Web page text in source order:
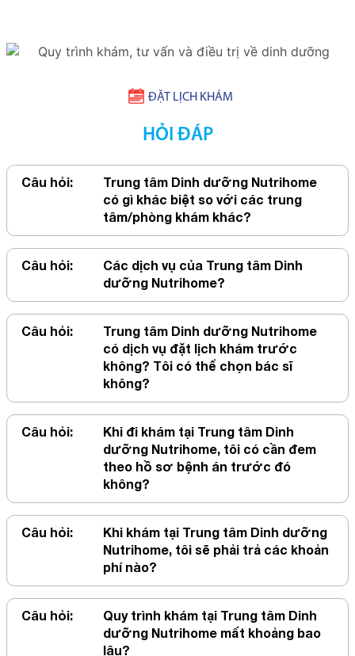
ĐẶT LỊCH KHÁM
HỎI ĐÁP
Câu hỏi:
Trung tâm Dinh dưỡng Nutrihome
có gì khác biệt so với các trung
tâm/phòng khám khác?
Câu hỏi:
Các dịch vụ của Trung tâm Dinh
dưỡng Nutrihome?
Câu hỏi:
Trung tâm Dinh dưỡng Nutrihome
có dịch vụ đặt lịch khám trước
không? Tôi có thể chọn bác sĩ
không?
Câu hỏi:
Khi đi khám tại Trung tâm Dinh
dưỡng Nutrihome, tôi có cần đem
theo hồ sơ bệnh án trước đó
không?
Câu hỏi:
Khi khám tại Trung tâm Dinh dưỡng
Nutrihome, tôi sẽ phải trả các khoản
phí nào?
Câu hỏi:
Quy trình khám tại Trung tâm Dinh
dưỡng Nutrihome mất khoảng bao
lâu?